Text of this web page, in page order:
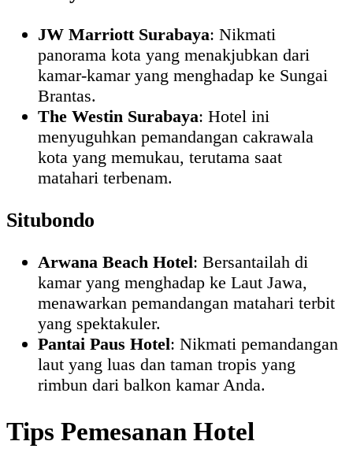
JW Marriott Surabaya: Nikmati
panorama kota yang menakjubkan dari
kamar-kamar yang menghadap ke Sungai
Brantas.
The Westin Surabaya: Hotel ini
menyuguhkan pemandangan cakrawala
kota yang memukau, terutama saat
matahari terbenam.
Situbondo
Arwana Beach Hotel: Bersantailah di
kamar yang menghadap ke Laut Jawa,
menawarkan pemandangan matahari terbit
yang spektakuler.
Pantai Paus Hotel: Nikmati pemandangan
laut yang luas dan taman tropis yang
rimbun dari balkon kamar Anda.
Tips Pemesanan Hotel